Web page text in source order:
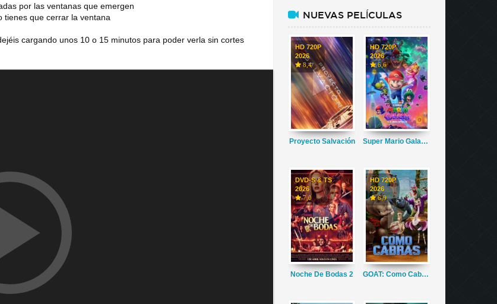
por las ventanas que emergen
tienes que cerrar la ventana
cargando unos 10 o 15 minutos para poder verla sin cortes
NUEVAS PELÍCULAS
HD 720P
2026
8,4
Proyecto Salvación
HD 720P
2026
6,6
Super Mario Galaxy La Película
DVD-S & TS
2026
7,0
Noche De Bodas 2
HD 720P
2026
6,9
GOAT: Como Cabras